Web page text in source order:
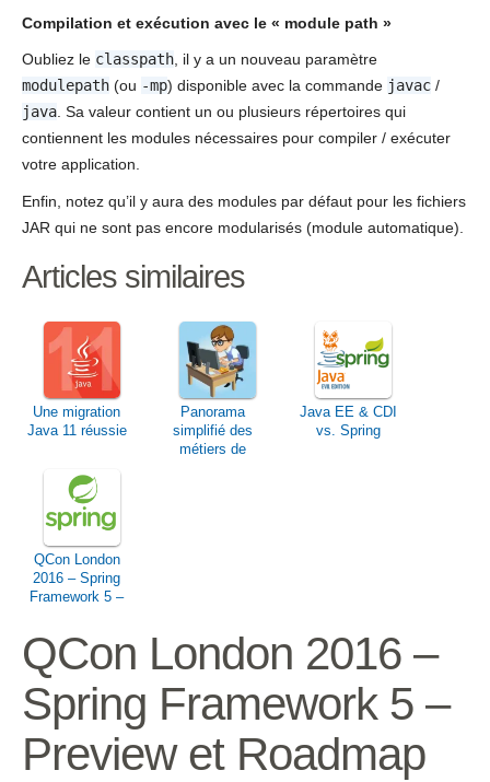
Compilation et exécution avec le « module path »
Oubliez le classpath, il y a un nouveau paramètre
modulepath (ou -mp) disponible avec la commande javac /
java. Sa valeur contient un ou plusieurs répertoires qui
contiennent les modules nécessaires pour compiler / exécuter
votre application.
Enfin, notez qu’il y aura des modules par défaut pour les fichiers
JAR qui ne sont pas encore modularisés (module automatique).
Articles similaires
Une migration
Java 11 réussie
Panorama
simplifié des
métiers de
Java EE & CDI
vs. Spring
QCon London
2016 – Spring
Framework 5 –
Roadmap
QCon London 2016 –
Spring Framework 5 –
Preview et Roadmap